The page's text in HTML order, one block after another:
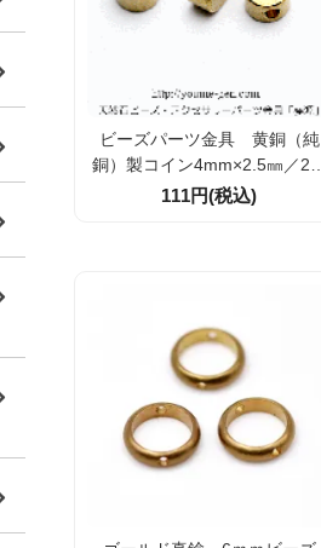
ビーズパーツ金具 黄銅（純
銅）製コイン4mm×2.5㎜／2個
入りから [80500775]
111円(税込)